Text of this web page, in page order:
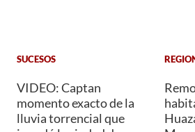
SUCESOS
VIDEO: Captan
momento exacto de la
lluvia torrencial que